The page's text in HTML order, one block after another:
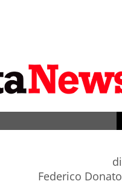
di
Federico Donato